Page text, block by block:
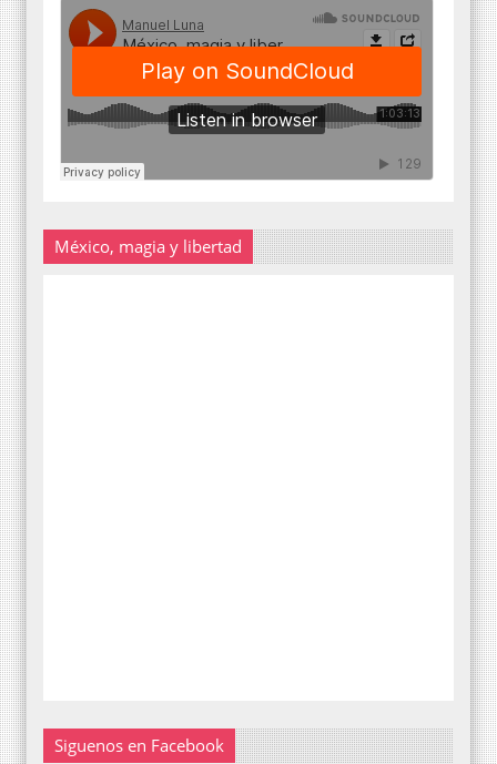
México, magia y libertad
Siguenos en Facebook